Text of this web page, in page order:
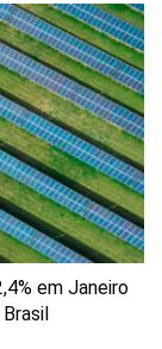
em Janeiro